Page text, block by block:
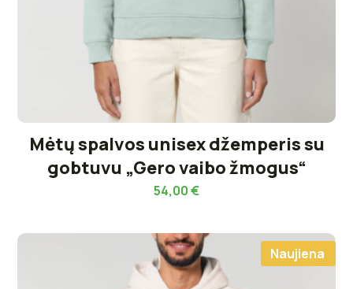
Mėtų spalvos unisex džemperis su
gobtuvu „Gero vaibo žmogus“
54,00€
Naujiena